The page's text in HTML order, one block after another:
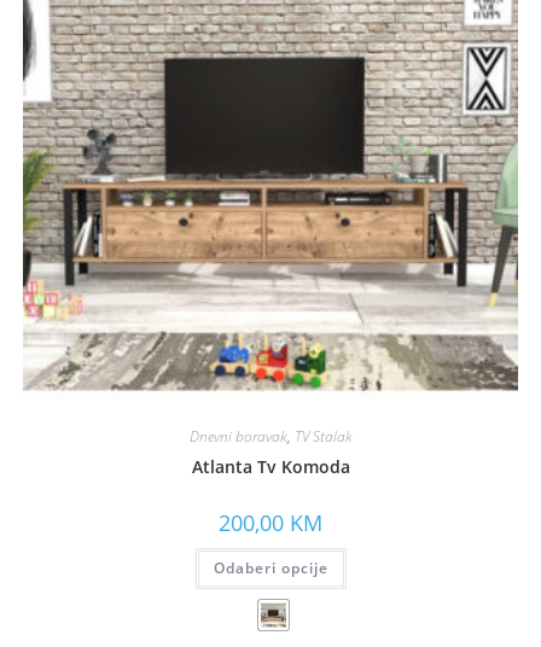
Dnevni boravak, TV Stalak
Atlanta Tv Komoda
200,00 KM
Odaberi opcije